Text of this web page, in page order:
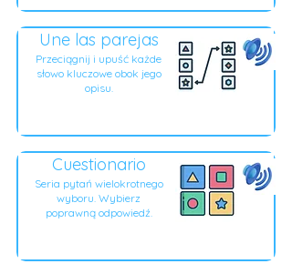
Une las parejas
Przeciągnij i upuść każde
słowo kluczowe obok jego
opisu.
Cuestionario
Seria pytań wielokrotnego
wyboru. Wybierz
poprawną odpowiedź.